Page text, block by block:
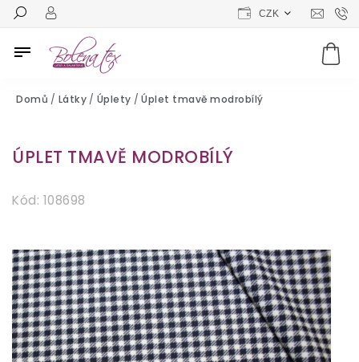
CZK
Domů / Látky / Úplety / Úplet tmavě modrobílý
ÚPLET TMAVĚ MODROBÍLÝ
Kód: 108698